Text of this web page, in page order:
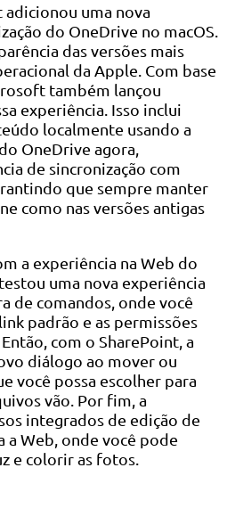
uma nova
do OneDrive no macOS.
das versões mais
da Apple. Com base
também lançou
experiência. Isso inclui
localmente usando a
OneDrive agora,
de sincronização com
que sempre manter
como nas versões antigas
a experiência na Web do
uma nova experiência
de comandos, onde você
padrão e as permissões
com o SharePoint, a
diálogo ao mover ou
você possa escolher para
vão. Por fim, a
integrados de edição de
a Web, onde você pode
e colorir as fotos.